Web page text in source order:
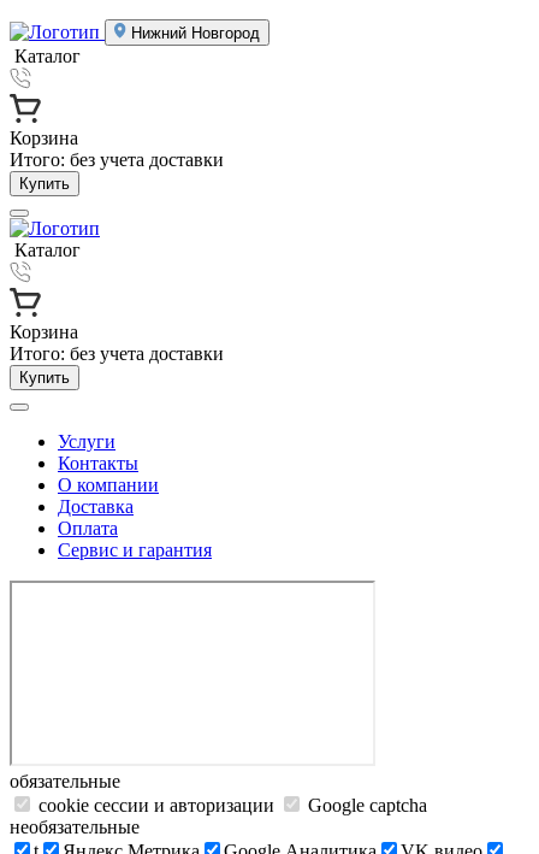
Нижний Новгород
Каталог
Корзина
Итого: без учета доставки
Купить
Каталог
Корзина
Итого: без учета доставки
Купить
Услуги
Контакты
О компании
Доставка
Оплата
Сервис и гарантия
обязательные
cookie сессии и авторизации
Google captcha
необязательные